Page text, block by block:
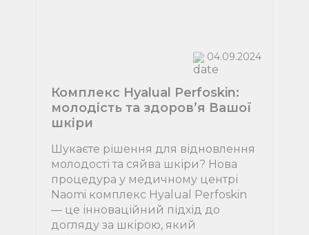
04.09.2024
Комплекс Hyalual Perfoskin:
молодість та здоров’я Вашої
шкіри
Шукаєте рішення для відновлення
молодості та сяйва шкіри? Нова
процедура у медичному центрі
Naomi комплекс Hyalual Perfoskin
— це інноваційний підхід до
догляду за шкірою, який